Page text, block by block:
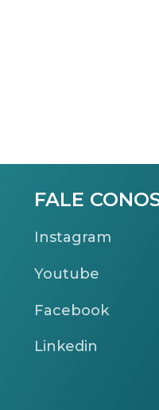
FALE
Instagram
Youtube
Facebook
Linkedin